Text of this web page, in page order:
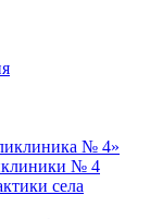
№ 4»
№ 4
села